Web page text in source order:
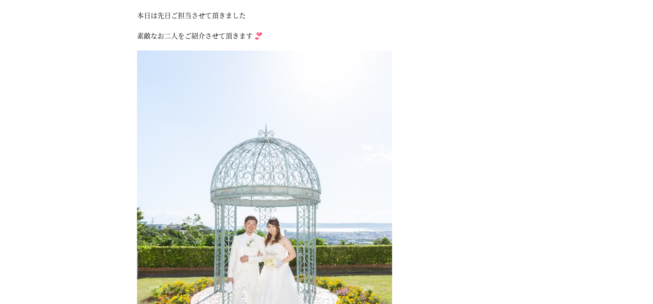
本日は先日ご担当させて頂きました
素敵なお二人をご紹介させて頂きます